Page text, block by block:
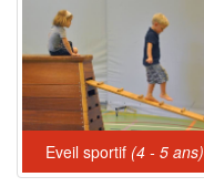
Eveil sportif (4 - 5 ans)